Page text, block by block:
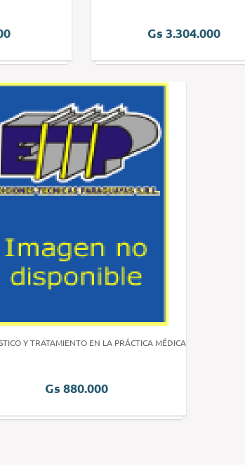
Gs 3.304.000
Y TRATAMIENTO EN LA PRÁCTICA MÉDICA
Gs 880.000